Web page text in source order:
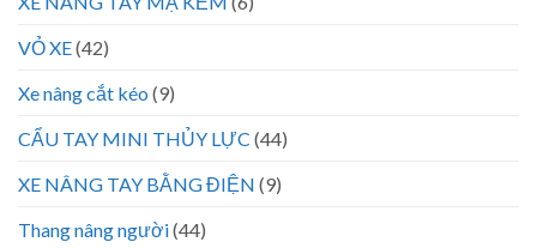
VỎ XE(42)
Xe nâng cắt kéo (9)
CẨU TAY MINI THỦY LỰC (44)
XE NÂNG TAY BẰNG ĐIỆN (9)
Thang nâng người(44)